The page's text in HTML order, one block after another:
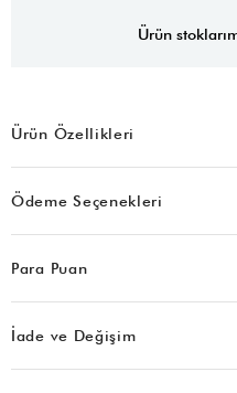
Ürün
Ürün Özellikleri
Ödeme Seçenekleri
Para Puan
İade ve Değişim